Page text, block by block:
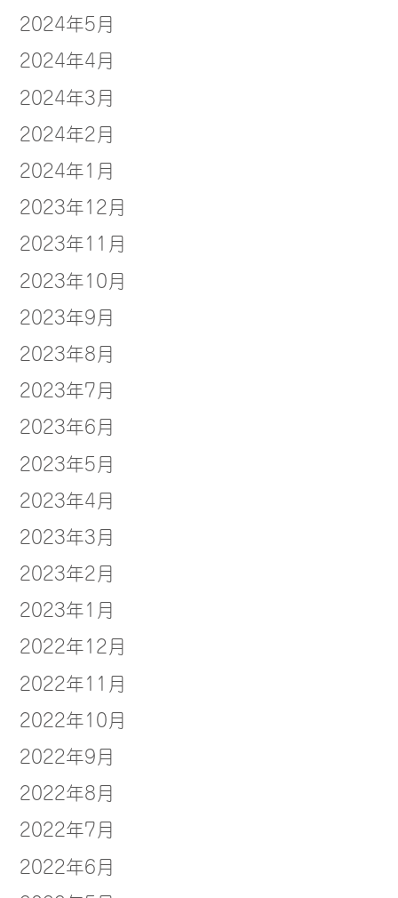
2024年5月
2024年4月
2024年3月
2024年2月
2024年1月
2023年12月
2023年11月
2023年10月
2023年9月
2023年8月
2023年7月
2023年6月
2023年5月
2023年4月
2023年3月
2023年2月
2023年1月
2022年12月
2022年11月
2022年10月
2022年9月
2022年8月
2022年7月
2022年6月